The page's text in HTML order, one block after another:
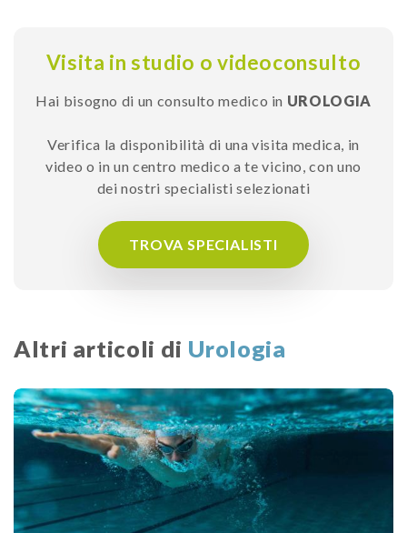
Visita in studio o videoconsulto
Hai bisogno di un consulto medico in UROLOGIA
Verifica la disponibilità di una visita medica, in
video o in un centro medico a te vicino, con uno
dei nostri specialisti selezionati
TROVA SPECIALISTI
Altri articoli di Urologia